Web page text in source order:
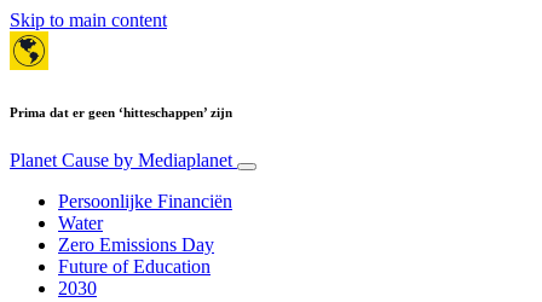
Skip to main content
Prima dat er geen ‘hitteschappen’ zijn
Planet Cause by Mediaplanet
Persoonlijke Financiën
Water
Zero Emissions Day
Future of Education
2030